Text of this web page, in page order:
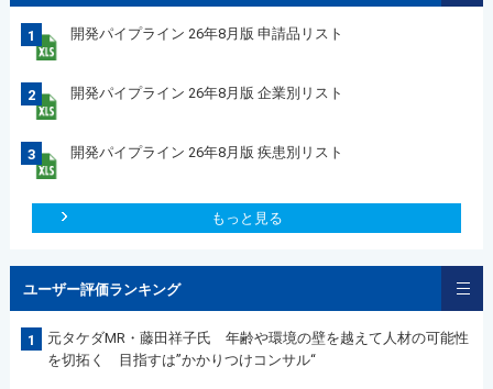
1 開発パイプライン 26年8月版 申請品リスト
2 開発パイプライン 26年8月版 企業別リスト
3 開発パイプライン 26年8月版 疾患別リスト
もっと見る
ユーザー評価ランキング
1
元タケダMR・藤田祥子氏 年齢や環境の壁を越えて人材の可能性
を切拓く 目指すは”かかりつけコンサル“